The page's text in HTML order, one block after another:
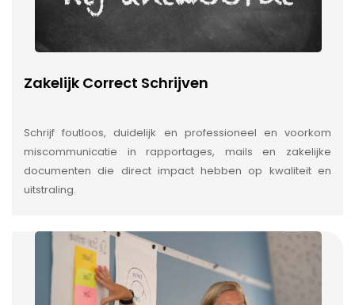
Zakelijk Correct Schrijven
Schrijf foutloos, duidelijk en professioneel en voorkom
miscommunicatie in rapportages, mails en zakelijke
documenten die direct impact hebben op kwaliteit en
uitstraling.